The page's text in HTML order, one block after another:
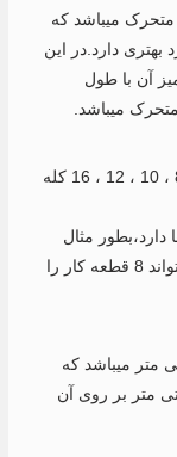
میباشد که
دارد.در این
آن با طول
این دستگاه به سفارش مشتری به صورت 6 ، 8 ، 10 ، 12 ، 16 کله
دارد،بطور مثال
دستگاه 8 کله ، تعداد هشت اسپیندل دارد که میتواند 8 قطعه کار را
های محور روتاری 40 سانتی متر میباشد که
میدهد تا قطعه کار با قطر 40 سانتی متر بر روی آن